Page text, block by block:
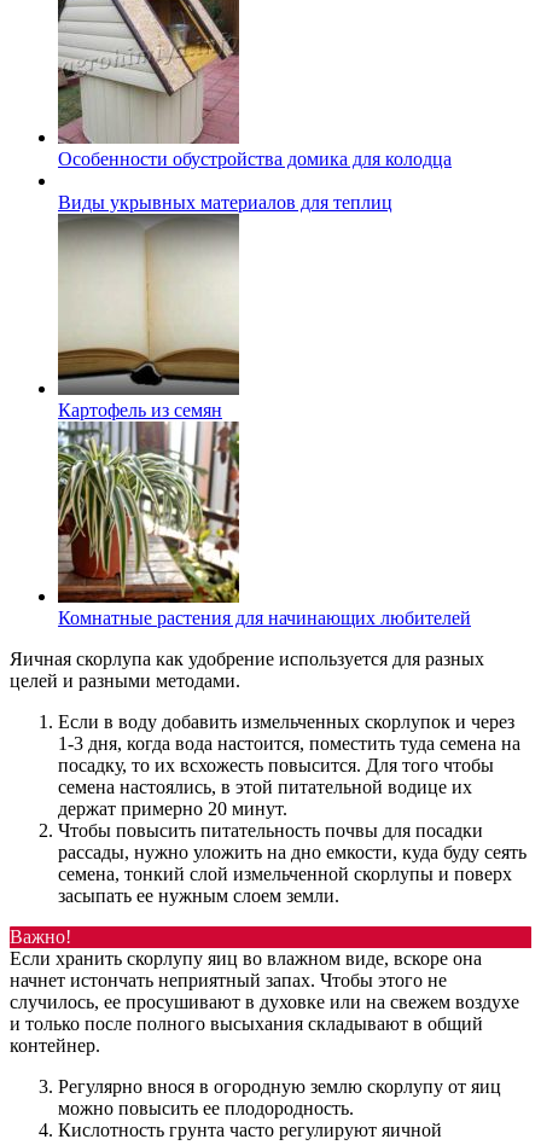
Особенности обустройства домика для колодца
Виды укрывных материалов для теплиц
Картофель из семян
Комнатные растения для начинающих любителей
Яичная скорлупа как удобрение используется для разных
целей и разными методами.
Если в воду добавить измельченных скорлупок и через
1-3 дня, когда вода настоится, поместить туда семена на
посадку, то их всхожесть повысится. Для того чтобы
семена настоялись, в этой питательной водице их
держат примерно 20 минут.
Чтобы повысить питательность почвы для посадки
рассады, нужно уложить на дно емкости, куда буду сеять
семена, тонкий слой измельченной скорлупы и поверх
засыпать ее нужным слоем земли.
Важно!
Если хранить скорлупу яиц во влажном виде, вскоре она
начнет истончать неприятный запах. Чтобы этого не
случилось, ее просушивают в духовке или на свежем воздухе
и только после полного высыхания складывают в общий
контейнер.
Регулярно внося в огородную землю скорлупу от яиц
можно повысить ее плодородность.
Кислотность грунта часто регулируют яичной